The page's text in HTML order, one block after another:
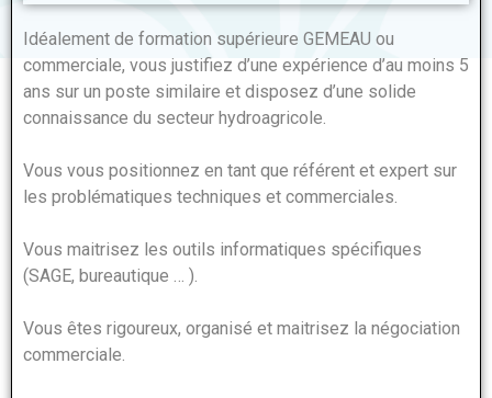
Idéalement de formation supérieure GEMEAU ou
commerciale, vous justifiez d’une expérience d’au moins 5
ans sur un poste similaire et disposez d’une solide
connaissance du secteur hydroagricole.
Vous vous positionnez en tant que référent et expert sur
les problématiques techniques et commerciales.
Vous maitrisez les outils informatiques spécifiques
(SAGE, bureautique … ).
Vous êtes rigoureux, organisé et maitrisez la négociation
commerciale.